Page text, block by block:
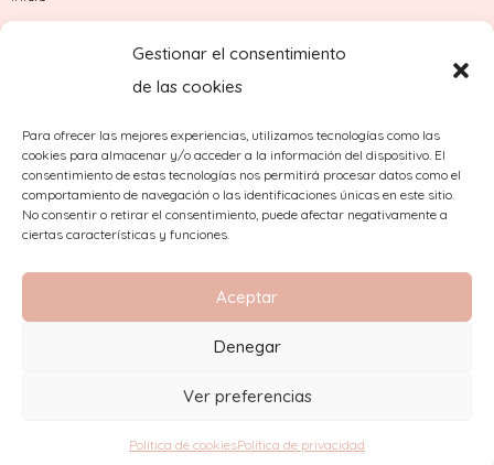
Gestionar el consentimiento
de las cookies
Para ofrecer las mejores experiencias, utilizamos tecnologías como las
cookies para almacenar y/o acceder a la información del dispositivo. El
consentimiento de estas tecnologías nos permitirá procesar datos como el
comportamiento de navegación o las identificaciones únicas en este sitio.
No consentir o retirar el consentimiento, puede afectar negativamente a
ciertas características y funciones.
Aceptar
Denegar
Ver preferencias
Política de cookiesPolítica de privacidad
¿Dudas con tu pedido?
2023 Copyright © Comercial Mínguez
Condiciones de compra
Política de privacidad Política de venta